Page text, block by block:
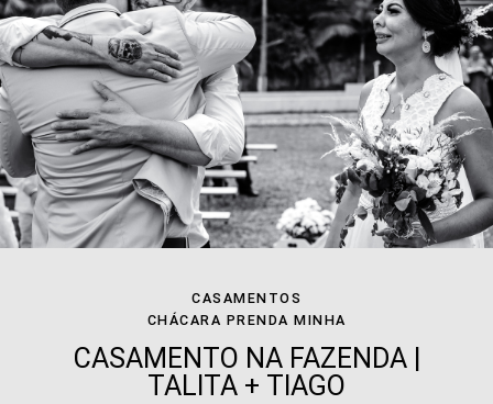
CASAMENTOS
CHÁCARA PRENDA MINHA
CASAMENTO NA FAZENDA |
TALITA + TIAGO